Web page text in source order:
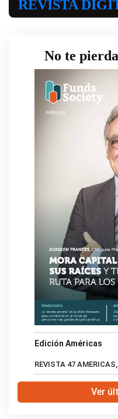
REVISTA
No te
Edición Américas
REVISTA 47
Ver